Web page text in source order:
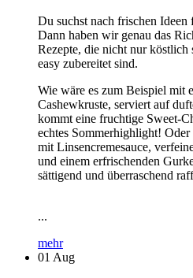
Du suchst nach frischen Ideen
Dann haben wir genau das
Rezepte, die nicht nur köstlich
easy zubereitet sind.
Wie wäre es zum Beispiel mit
Cashewkruste, serviert auf
kommt eine fruchtige Sweet-
echtes Sommerhighlight!
mit Linsencremesauce,
und einem erfrischenden
sättigend und überraschend
...
mehr
01 Aug